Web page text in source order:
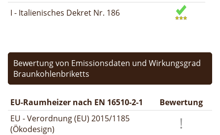
I - Italienisches Dekret Nr. 186
Bewertung von Emissionsdaten und Wirkungsgrad
Braunkohlenbriketts
EU-Raumheizer nach EN 16510-2-1
Bewertung
EU - Verordnung (EU) 2015/1185
(Ökodesign)